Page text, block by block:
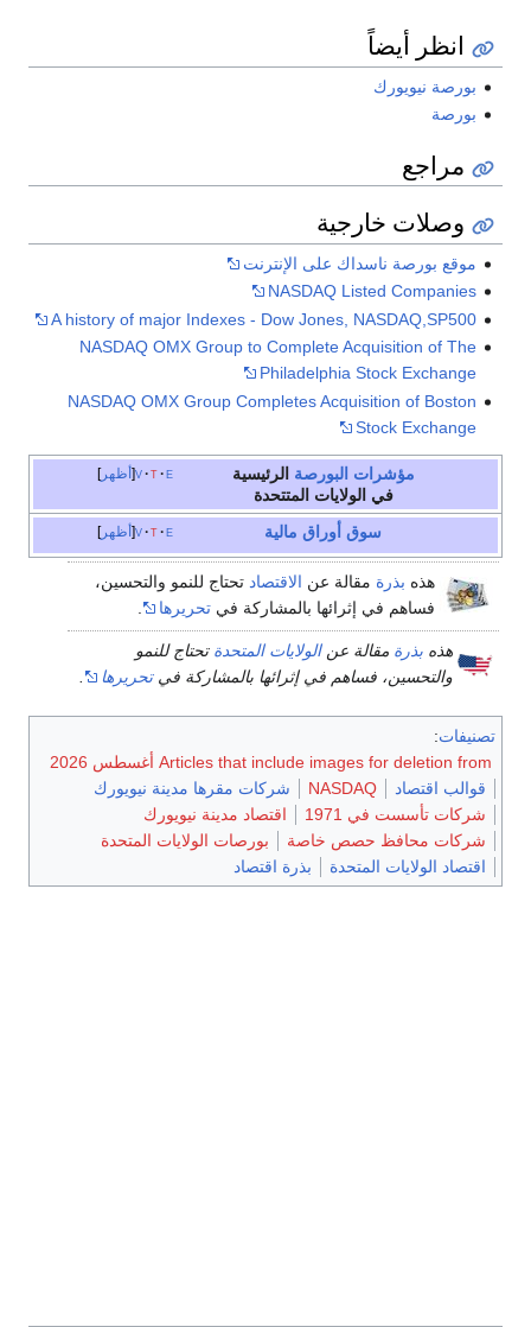
انظر أيضاً
بورصة نيويورك
بورصة
مراجع
وصلات خارجية
موقع بورصة ناسداك على الإنترنت
NASDAQ Listed Companies
A history of major Indexes - Dow Jones, NASDAQ,SP500
NASDAQ OMX Group to Complete Acquisition of The
Philadelphia Stock Exchange
NASDAQ OMX Group Completes Acquisition of Boston
Stock Exchange
أظهر v t e مؤشرات البورصة الرئيسية
في الولايات المتتحدة
أظهر v t e سوق أوراق مالية
هذه بذرة مقالة عن الاقتصاد تحتاج للنمو والتحسين،
فساهم في إثرائها بالمشاركة في تحريرها
هذه بذرة مقالة عنالولايات المتحدة تحتاج للنمو
والتحسين، فساهم في إثرائها بالمشاركة فيتحريرها
تصنيفات:
Articles that include images for deletion from أغسطس 2026
قوالب اقتصاد
NASDAQ
شركات مقرها مدينة نيويورك
شركات تأسست في 1971
اقتصاد مدينة نيويورك
شركات محافظ حصص خاصة
بورصات الولايات المتحدة
اقتصاد الولايات المتحدة
بذرة اقتصاد